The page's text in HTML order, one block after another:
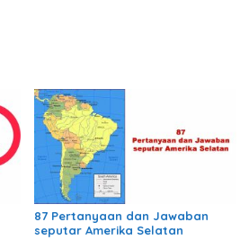
87 Pertanyaan dan Jawaban
seputar Amerika Selatan